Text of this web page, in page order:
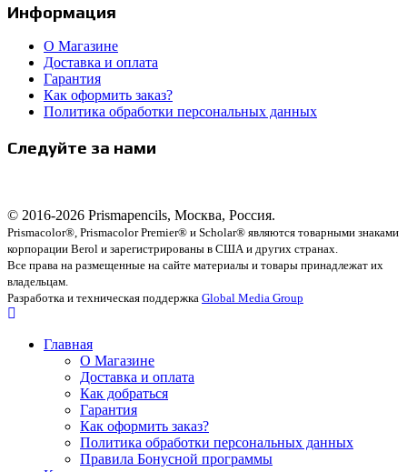
Информация
О Магазине
Доставка и оплата
Гарантия
Как оформить заказ?
Политика обработки персональных данных
Следуйте за нами
© 2016-2026 Prismapencils, Москва, Россия.
Prismacolor®, Prismacolor Premier® и Scholar® являются товарными знаками
корпорации Berol и зарегистрированы в США и других странах.
Все права на размещенные на сайте материалы и товары принадлежат их
владельцам.
Разработка и техническая поддержка Global Media Group
Главная
О Магазине
Доставка и оплата
Как добраться
Гарантия
Как оформить заказ?
Политика обработки персональных данных
Правила Бонусной программы